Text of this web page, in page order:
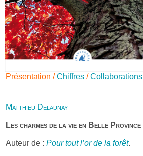
Présentation /Chiffres /Collaborations
Matthieu Delaunay
Les charmes de la vie en Belle Province
Auteur de : Pour tout l’or de la forêt.